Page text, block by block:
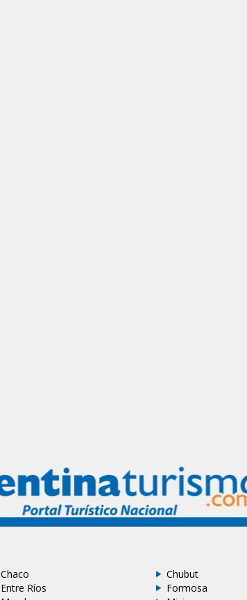
Chaco Chubut
Entre Ríos Formosa